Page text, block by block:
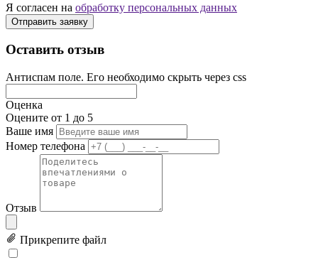
Я согласен на обработку персональных данных
Отправить заявку
Оставить отзыв
Антиспам поле. Его необходимо скрыть через css
Оценка
Оцените от 1 до 5
Ваше имя
Номер телефона
Отзыв
Прикрепите файл